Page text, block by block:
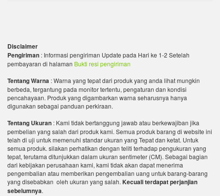
Disclaimer
Pengiriman : Informasi pengiriman Update pada Hari ke 1-2 Setelah
pembayaran di halaman Bukti resi pengiriman
Tentang Warna : Warna yang tepat dari produk yang anda lihat mungkin
berbeda, tergantung pada monitor tertentu, pengaturan dan kondisi
pencahayaan. Produk yang digambarkan warna seharusnya hanya
digunakan sebagai panduan perkiraan.
Tentang Ukuran : Kami tidak bertanggung jawab atau berkewajiban jika
pembelian yang salah dari produk kami. Semua produk barang di website ini
telah di uji untuk memenuhi standar ukuran yang Tepat dan ketat. Untuk
semua produk. silakan perhatikan dengan teliti terhadap pengukuran yang
tepat, terutama ditunjukkan dalam ukuran sentimeter (CM). Sebagai bagian
dari kebijakan perusahaan kami, kami tidak akan dapat menerima
pengembalian atau memberikan pengembalian uang untuk barang-barang
yang disebabkan oleh ukuran yang salah. Kecuali terdapat perjanjian
sebelumnya.